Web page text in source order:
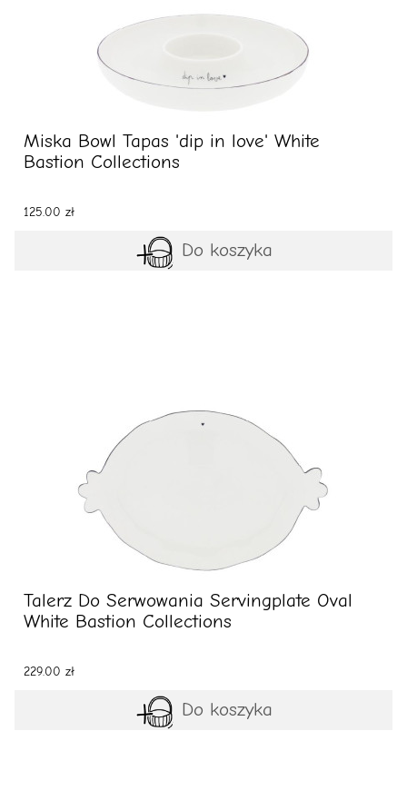
Miska Bowl Tapas 'dip in love' White
Bastion Collections
125.00 zł
Do koszyka
Talerz Do Serwowania Servingplate Oval
White Bastion Collections
229.00 zł
Do koszyka